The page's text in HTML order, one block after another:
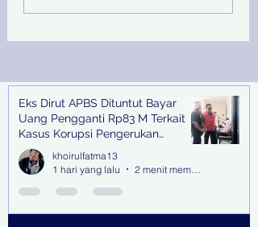
Juanda Gagalkan
Recent Posts
Eks Dirut APBS Dituntut Bayar
Uang Pengganti Rp83 M Terkait
Kasus Korupsi Pengerukan
Tanjung Perak
khoirulfatma13
1 hari yang lalu